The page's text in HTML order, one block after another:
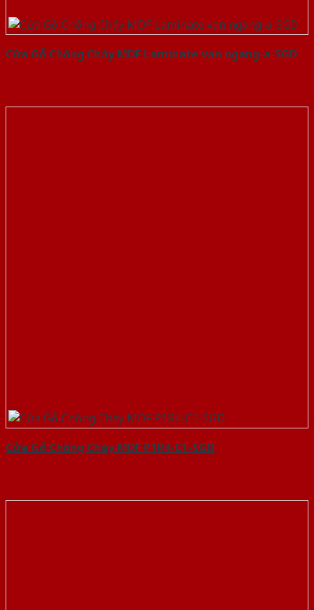
Cửa Gỗ Chống Cháy MDF Laminate van ngang-a-SGD
Cửa Gỗ Chống Cháy MDF P1R4-C1-SGD